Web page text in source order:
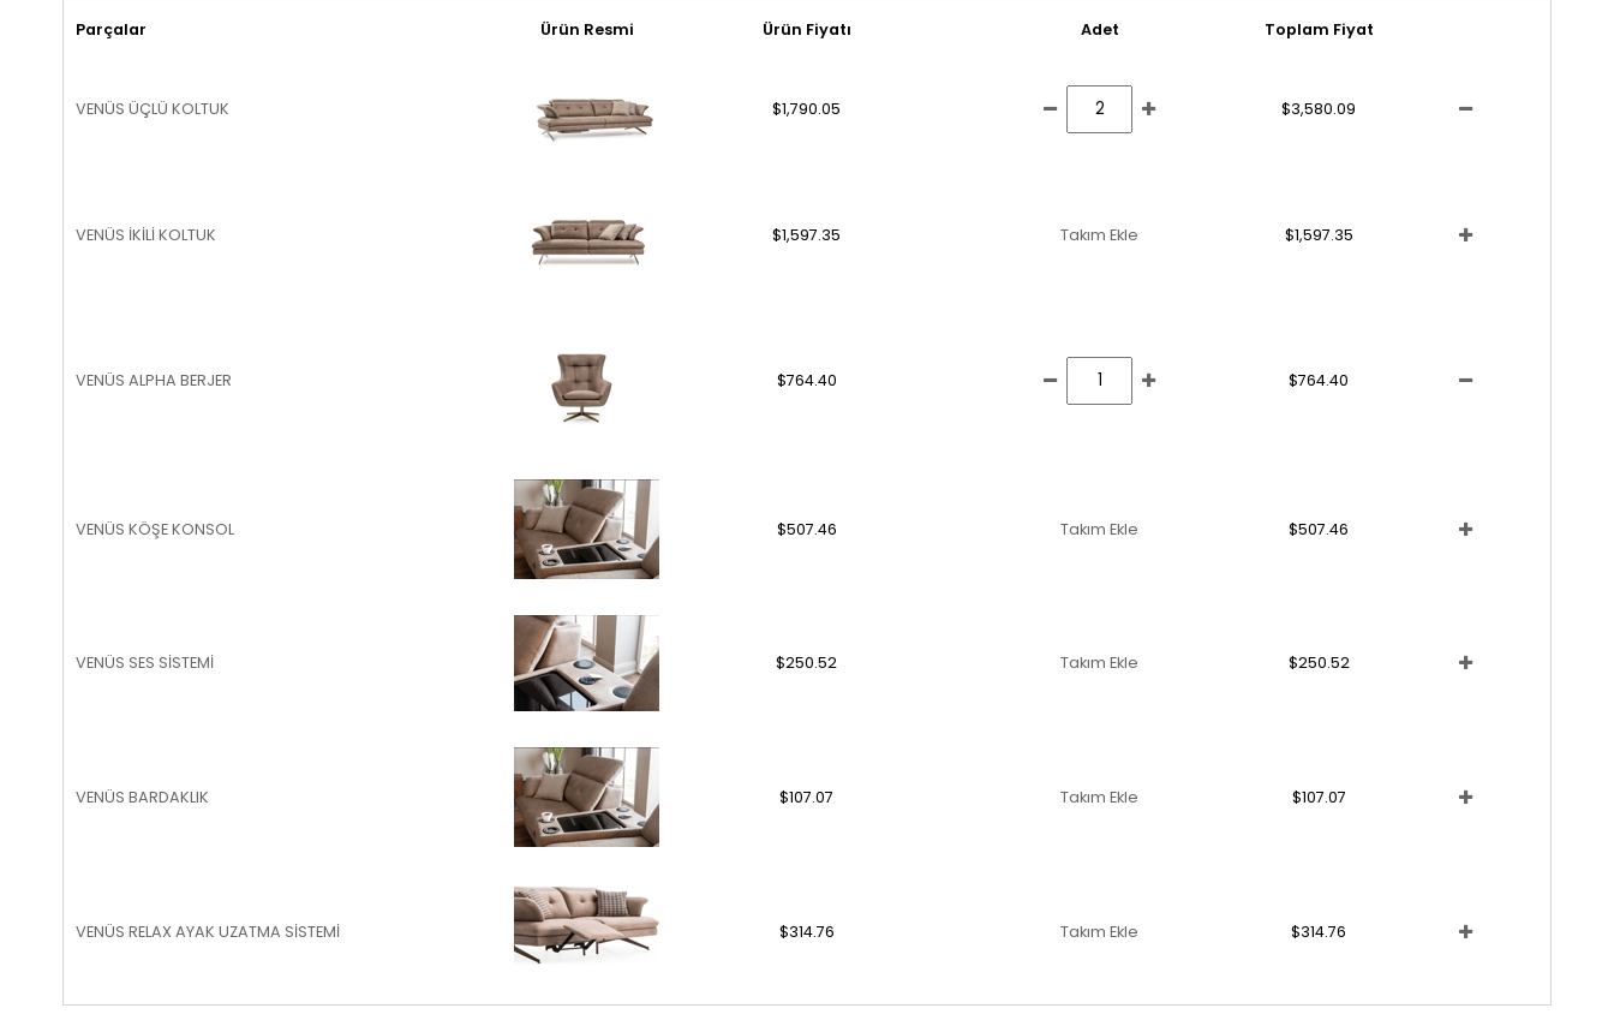
Parçalar Ürün Resmi Ürün Fiyatı Adet Toplam Fiyat
VENÜS ÜÇLÜ KOLTUK $1,790.05 $3,580.09
VENÜS İKİLİ KOLTUK $1,597.35 Takım Ekle $1,597.35
VENÜS ALPHA BERJER $764.40 $764.40
VENÜS KÖŞE KONSOL $507.46 Takım Ekle $507.46
VENÜS SES SİSTEMİ $250.52 Takım Ekle $250.52
VENÜS BARDAKLIK $107.07 Takım Ekle $107.07
VENÜS RELAX AYAK UZATMA SİSTEMİ $314.76 Takım Ekle $314.76